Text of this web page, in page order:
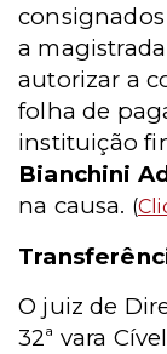
a
autorizar a
folha de
instituição
Bianchini
na causa. (
O juiz de
32ª vara